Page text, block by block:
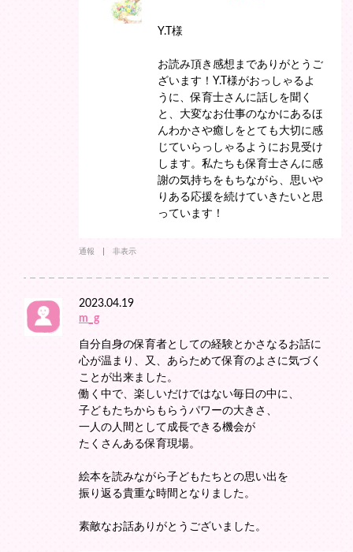
Y.T様
お読み頂き感想までありがとうご
ざいます！Y.T様がおっしゃるよ
うに、保育士さんに話しを聞く
と、大変なお仕事のなかにあるほ
んわかさや癒しをとても大切に感
じていらっしゃるようにお見受け
します。私たちも保育士さんに感
謝の気持ちをもちながら、思いや
りある応援を続けていきたいと思
っています！
通報 非表示
2023.04.19
m_g
自分自身の保育者としての経験とかさなるお話に
心が温まり、又、あらためて保育のよさに気づく
ことが出来ました。
働く中で、楽しいだけではない毎日の中に、
子どもたちからもらうパワーの大きさ、
一人の人間として成長できる機会が
たくさんある保育現場。
絵本を読みながら子どもたちとの思い出を
振り返る貴重な時間となりました。
素敵なお話ありがとうございました。